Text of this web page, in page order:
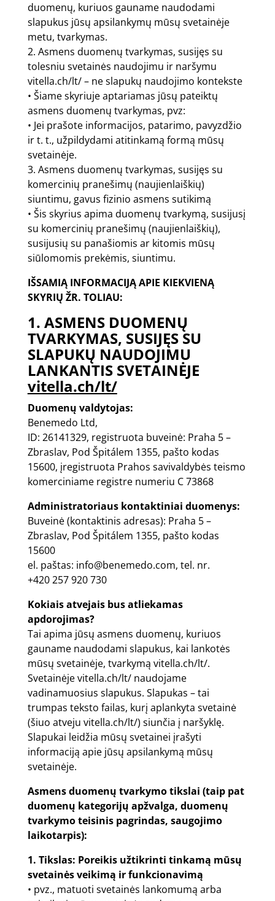
duomenų, kuriuos gauname naudodami
slapukus jūsų apsilankymų mūsų svetainėje
metu, tvarkymas.
2. Asmens duomenų tvarkymas, susijęs su
tolesniu svetainės naudojimu ir naršymu
vitella.ch/lt/– ne slapukų naudojimo kontekste
• Šiame skyriuje aptariamas jūsų pateiktų
asmens duomenų tvarkymas, pvz:
• Jei prašote informacijos, patarimo, pavyzdžio
ir t. t., užpildydami atitinkamą formą mūsų
svetainėje.
3. Asmens duomenų tvarkymas, susijęs su
komercinių pranešimų (naujienlaiškių)
siuntimu, gavus fizinio asmens sutikimą
• Šis skyrius apima duomenų tvarkymą, susijusį
su komercinių pranešimų (naujienlaiškių),
susijusių su panašiomis ar kitomis mūsų
siūlomomis prekėmis, siuntimu.
IŠSAMIĄ INFORMACIJĄ APIE KIEKVIENĄ
SKYRIŲ ŽR. TOLIAU:
1. ASMENS DUOMENŲ
TVARKYMAS, SUSIJĘS SU
SLAPUKŲ NAUDOJIMU
LANKANTIS SVETAINĖJE
vitella.ch/lt/
Duomenų valdytojas:
Benemedo Ltd,
ID: 26141329, registruota buveinė: Praha 5 –
Zbraslav, Pod Špitálem 1355, pašto kodas
15600, įregistruota Prahos savivaldybės teismo
komerciniame registre numeriu C 73868
Administratoriaus kontaktiniai duomenys:
Buveinė (kontaktinis adresas): Praha 5 –
Zbraslav, Pod Špitálem 1355, pašto kodas
15600
el. paštas: info@benemedo.com, tel. nr.
+420 257 920 730
Kokiais atvejais bus atliekamas
apdorojimas?
Tai apima jūsų asmens duomenų, kuriuos
gauname naudodami slapukus, kai lankotės
mūsų svetainėje, tvarkymą vitella.ch/lt/.
Svetainėjevitella.ch/lt/naudojame
vadinamuosius slapukus. Slapukas – tai
trumpas teksto failas, kurį aplankyta svetainė
(šiuo atveju vitella.ch/lt/) siunčia į naršyklę.
Slapukai leidžia mūsų svetainei įrašyti
informaciją apie jūsų apsilankymą mūsų
svetainėje.
Asmens duomenų tvarkymo tikslai (taip pat
duomenų kategorijų apžvalga, duomenų
tvarkymo teisinis pagrindas, saugojimo
laikotarpis):
1. Tikslas: Poreikis užtikrinti tinkamą mūsų
svetainės veikimą ir funkcionavimą
• pvz., matuoti svetainės lankomumą arba